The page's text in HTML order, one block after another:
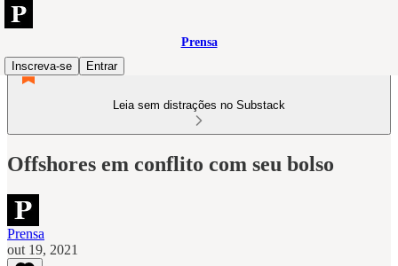
Prensa
Inscreva-se
Entrar
Leia sem distrações no Substack
Offshores em conflito com seu bolso
Prensa
out 19, 2021